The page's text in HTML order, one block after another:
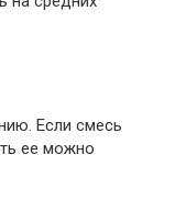
Если смесь
ее можно